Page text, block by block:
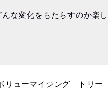
な変化をもたらすのか楽し
リューマイジング　トリー